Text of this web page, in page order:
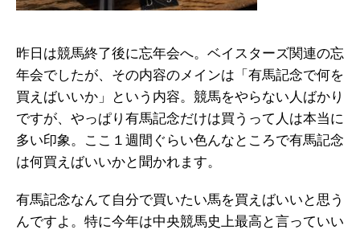
昨日は競馬終了後に忘年会へ。ベイスターズ関連の忘
年会でしたが、その内容のメインは「有馬記念で何を
買えばいいか」という内容。競馬をやらない人ばかり
ですが、やっぱり有馬記念だけは買うって人は本当に
多い印象。ここ１週間ぐらい色んなところで有馬記念
は何買えばいいかと聞かれます。
有馬記念なんて自分で買いたい馬を買えばいいと思う
んですよ。特に今年は中央競馬史上最高と言っていい